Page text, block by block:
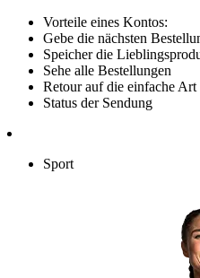
Vorteile eines Kontos:
Gebe die nächsten
Speicher die
Sehe alle Bestellungen
Retour auf die einfache Art
Status der Sendung
Sport